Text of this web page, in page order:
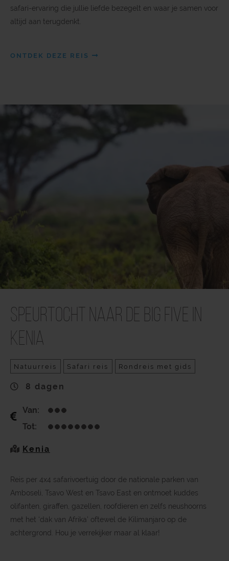
safari-ervaring die jullie liefde bezegelt en waar je samen voor
altijd aan terugdenkt.
ONTDEK DEZE REIS
Speurtocht naar de Big Five in
Kenia
Natuurreis Safari reis Rondreis met gids
8 dagen
Van:
Tot:
Kenia
Reis per 4x4 safarivoertuig door de nationale parken van
Amboseli, Tsavo West en Tsavo East en ontmoet kuddes
olifanten, giraffen, gazellen, roofdieren en zelfs neushoorns
met het ‘dak van Afrika’ oftewel de Kilimanjaro op de
achtergrond. Hou je verrekijker maar al klaar!